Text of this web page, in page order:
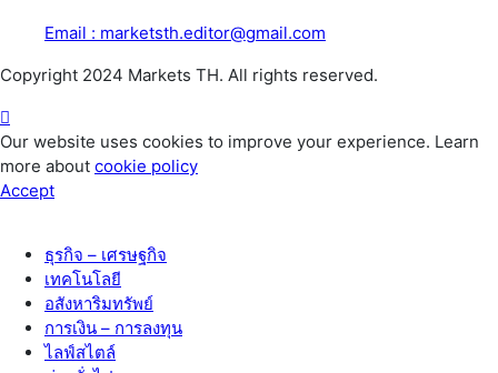
Email : marketsth.editor@gmail.com
Copyright 2024 Markets TH. All rights reserved.
Our website uses cookies to improve your experience. Learn
more about cookie policy
Accept
ธุรกิจ – เศรษฐกิจ
เทคโนโลยี
อสังหาริมทรัพย์
การเงิน – การลงทุน
ไลฟ์สไตล์